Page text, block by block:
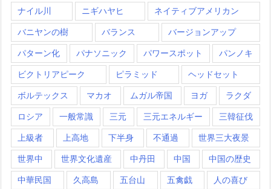
ナイル川 ニギハヤヒ ネイティブアメリカン
バニヤンの樹 バランス バージョンアップ
パターン化 パナソニック パワースポット パンノキ
ビクトリアピーク ピラミッド ヘッドセット
ボルテックス マカオ ムガル帝国 ヨガ ラクダ
ロシア 一般常識 三元 三元エネルギー 三韓征伐
上級者 上高地 下半身 不通過 世界三大夜景
世界中 世界文化遺産 中丹田 中国 中国の歴史
中華民国 久高島 五台山 五禽戯 人の喜び